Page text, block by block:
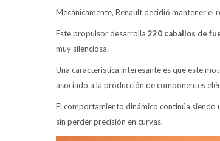
Mecánicamente, Renault decidió mantener
Este propulsor desarrolla 220 caballos de
muy silenciosa.
Una característica interesante es que este
asociado a la producción de componentes
El comportamiento dinámico continúa siendo
sin perder precisión en curvas.